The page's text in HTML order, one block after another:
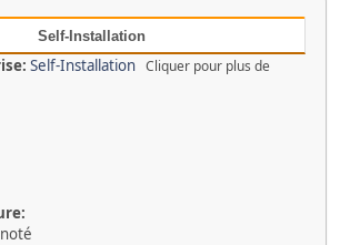
Self-Installation
Self-Installation Cliquer pour plus de